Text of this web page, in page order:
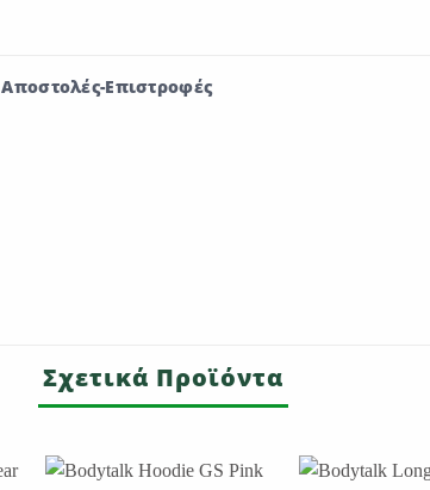
Αποστολές-Επιστροφές
Σχετικά Προϊόντα